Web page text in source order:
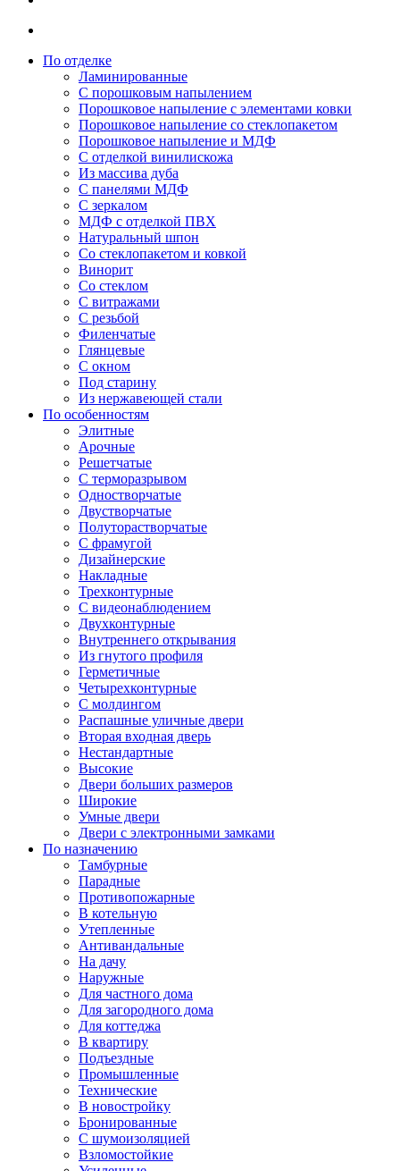
По отделке
Ламинированные
С порошковым напылением
Порошковое напыление с элементами ковки
Порошковое напыление со стеклопакетом
Порошковое напыление и МДФ
С отделкой винилискожа
Из массива дуба
С панелями МДФ
С зеркалом
МДФ с отделкой ПВХ
Натуральный шпон
Со стеклопакетом и ковкой
Винорит
Со стеклом
С витражами
С резьбой
Филенчатые
Глянцевые
С окном
Под старину
Из нержавеющей стали
По особенностям
Элитные
Арочные
Решетчатые
С терморазрывом
Одностворчатые
Двустворчатые
Полуторастворчатые
С фрамугой
Дизайнерские
Накладные
Трехконтурные
С видеонаблюдением
Двухконтурные
Внутреннего открывания
Из гнутого профиля
Герметичные
Четырехконтурные
С молдингом
Распашные уличные двери
Вторая входная дверь
Нестандартные
Высокие
Двери больших размеров
Широкие
Умные двери
Двери с электронными замками
По назначению
Тамбурные
Парадные
Противопожарные
В котельную
Утепленные
Антивандальные
На дачу
Наружные
Для частного дома
Для загородного дома
Для коттеджа
В квартиру
Подъездные
Промышленные
Технические
В новостройку
Бронированные
С шумоизоляцией
Взломостойкие